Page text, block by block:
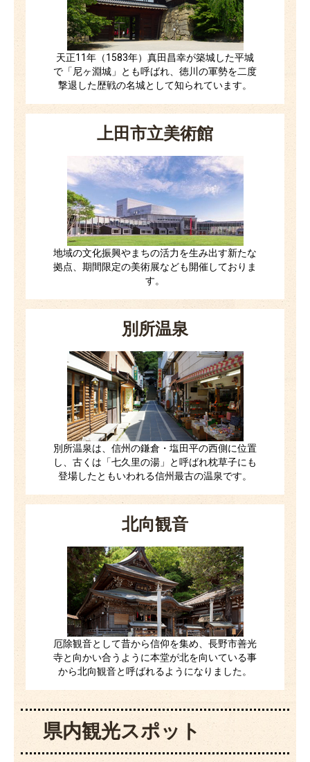
天正11年（1583年）真田昌幸が築城した平城
で「尼ヶ淵城」とも呼ばれ、徳川の軍勢を二度
撃退した歴戦の名城として知られています。
上田市立美術館
地域の文化振興やまちの活力を生み出す新たな
拠点、期間限定の美術展なども開催しておりま
す。
別所温泉
別所温泉は、信州の鎌倉・塩田平の西側に位置
し、古くは「七久里の湯」と呼ばれ枕草子にも
登場したともいわれる信州最古の温泉です。
北向観音
厄除観音として昔から信仰を集め、長野市善光
寺と向かい合うように本堂が北を向いている事
から北向観音と呼ばれるようになりました。
県内観光スポット